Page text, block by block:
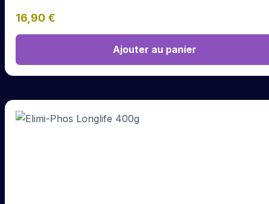
16,90 €
Ajouter au panier